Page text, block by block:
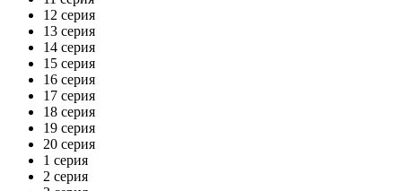
12 серия
13 серия
14 серия
15 серия
16 серия
17 серия
18 серия
19 серия
20 серия
1 серия
2 серия